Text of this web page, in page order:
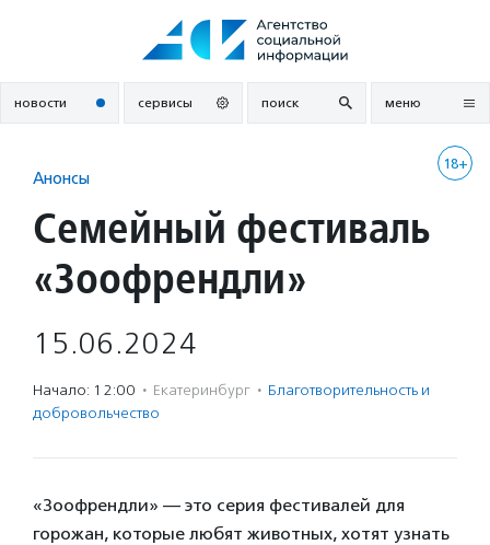
новости сервисы поиск меню
18+
Анонсы
Семейный фестиваль
«Зоофрендли»
15.06.2024
Начало: 12:00 · Екатеринбург · Благотвори­тель­ность и
доброволь­чест­во
«Зоофрендли» — это серия фестивалей для
горожан, которые любят животных, хотят узнать